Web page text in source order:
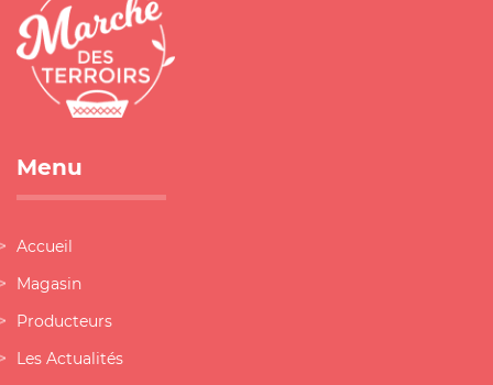
Menu
Accueil
Magasin
Producteurs
Les Actualités